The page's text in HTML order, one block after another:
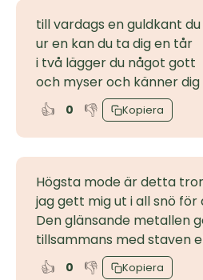
till vardags en guldkant
ur en kan du ta dig en tår
i två lägger du något gott
och myser och känner
👍 0 👎 Kopiera
Högsta mode är detta
jag gett mig ut i all snö för
Den glänsande metallen
tillsammans med staven
👍 0 👎 Kopiera